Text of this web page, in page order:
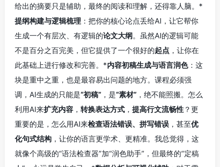
给出的摘要只是辅助，最终的阅读和理解，还得靠人脑。*
提纲构建与逻辑梳理 ：把你的核心论点丢给AI，让它帮你
生成一个有层次、有逻辑的论文大纲。虽然AI的逻辑可能
不是百分之百完美，但它提供了一个很好的起点 ，让你在
此基础上进行修改和完善。*内容初稿生成与语言润色：这
块是重中之重，也是最容易出问题的地方。课程必须强
调，AI生成的只能是“初稿” ，是“素材” ，绝不能照搬。怎么
利用AI来扩充内容 ， 转换表达方式 ， 提高行文流畅性 ？更
重要的是，怎么用AI来检查语法错误、拼写错误 ，甚至优
化句式结构 ，让你的语言更学术、更精准。我总觉得，这
就像个高级的“语法检查器”加“润色助手”，但最终的“定稿